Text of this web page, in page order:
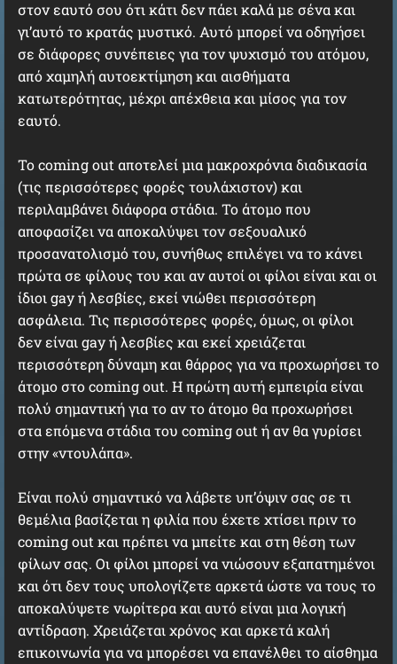
στον εαυτό σου ότι κάτι δεν πάει καλά με σένα και
γι’αυτό το κρατάς μυστικό. Αυτό μπορεί να οδηγήσει
σε διάφορες συνέπειες για τον ψυχισμό του ατόμου,
από χαμηλή αυτοεκτίμηση και αισθήματα
κατωτερότητας, μέχρι απέχθεια και μίσος για τον
εαυτό.
Το coming out αποτελεί μια μακροχρόνια διαδικασία
(τις περισσότερες φορές τουλάχιστον) και
περιλαμβάνει διάφορα στάδια. Το άτομο που
αποφασίζει να αποκαλύψει τον σεξουαλικό
προσανατολισμό του, συνήθως επιλέγει να το κάνει
πρώτα σε φίλους του και αν αυτοί οι φίλοι είναι και οι
ίδιοι gay ή λεσβίες, εκεί νιώθει περισσότερη
ασφάλεια. Τις περισσότερες φορές, όμως, οι φίλοι
δεν είναι gay ή λεσβίες και εκεί χρειάζεται
περισσότερη δύναμη και θάρρος για να προχωρήσει το
άτομο στο coming out. Η πρώτη αυτή εμπειρία είναι
πολύ σημαντική για το αν το άτομο θα προχωρήσει
στα επόμενα στάδια του coming out ή αν θα γυρίσει
στην «ντουλάπα».
Είναι πολύ σημαντικό να λάβετε υπ’όψιν σας σε τι
θεμέλια βασίζεται η φιλία που έχετε χτίσει πριν το
coming out και πρέπει να μπείτε και στη θέση των
φίλων σας. Οι φίλοι μπορεί να νιώσουν εξαπατημένοι
και ότι δεν τους υπολογίζετε αρκετά ώστε να τους το
αποκαλύψετε νωρίτερα και αυτό είναι μια λογική
αντίδραση. Χρειάζεται χρόνος και αρκετά καλή
επικοινωνία για να μπορέσει να επανέλθει το αίσθημα